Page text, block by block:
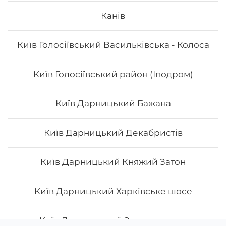
Канів
Київ Голосіївський Васильківська - Колоса
Київ Голосіївський район (Іподром)
Київ Дарницький Бажана
Київ Дарницький Декабристів
Київ Дарницький Княжий Затон
Київ Дарницький Харківське шосе
Київ Деснянський Закревського